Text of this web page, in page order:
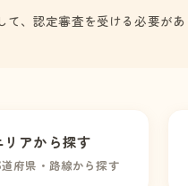
、認定審査を受ける必要が
リアから探す
府県・路線から探す